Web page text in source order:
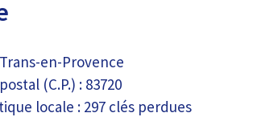
en-Provence
(C.P.) : 83720
locale : 297 clés perdues